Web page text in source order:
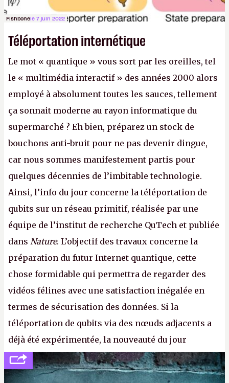
Fishbonele 7 juin 2022
Téléportation internétique
Le mot « quantique » vous sort par les oreilles, tel
le « multimédia interactif » des années 2000 alors
employé à absolument toutes les sauces, tellement
ça sonnait moderne au rayon informatique du
supermarché ? Eh bien, préparez un stock de
bouchons anti-bruit pour ne pas devenir dingue,
car nous sommes manifestement partis pour
quelques décennies de l’imbitable technologie.
Ainsi, l’info du jour concerne la téléportation de
qubits sur un réseau primitif, réalisée par une
équipe de l’institut de recherche QuTech et publiée
dans Nature. L’objectif des travaux concerne la
préparation du futur Internet quantique, cette
chose formidable qui permettra de regarder des
vidéos félines avec une satisfaction inégalée en
termes de sécurisation des données. Si la
téléportation de qubits via des nœuds adjacents a
déjà été expérimentée, la nouveauté du jour
concerne le recours à des nœuds distants, pour ne
pas dire un réseau quantique multimédia interactif